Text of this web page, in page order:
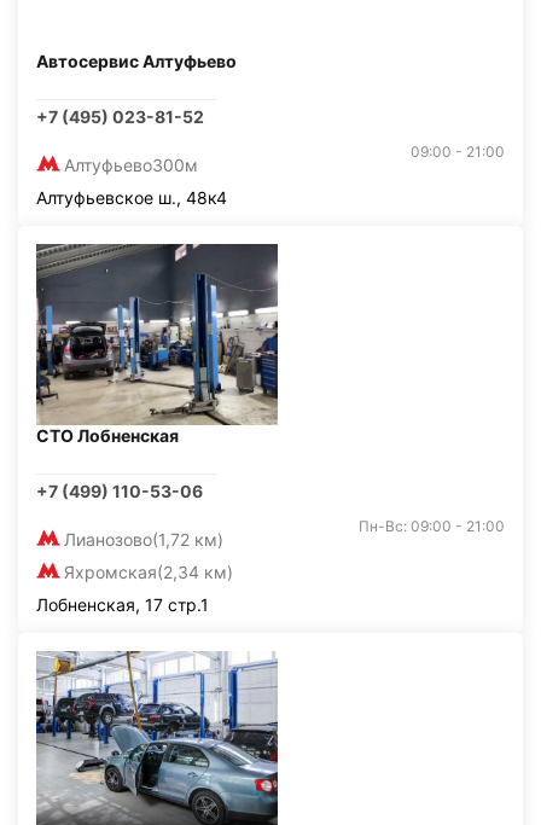
Автосервис Алтуфьево
+7 (495) 023-81-52
Алтуфьево300м
09:00 - 21:00
Алтуфьевское ш., 48к4
СТО Лобненская
+7 (499) 110-53-06
Лианозово(1,72 км)
Яхромская(2,34 км)
Пн-Вс: 09:00 - 21:00
Лобненская, 17 стр.1